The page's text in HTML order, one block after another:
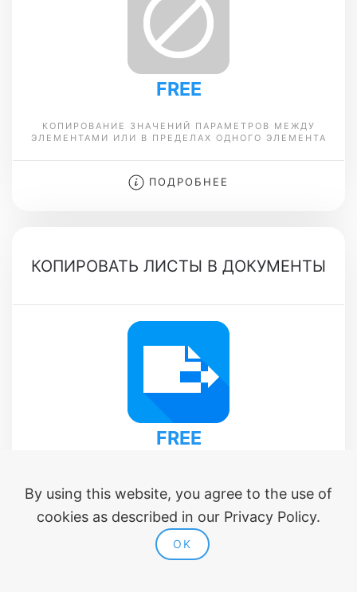
FREE
КОПИРОВАНИЕ ЗНАЧЕНИЙ ПАРАМЕТРОВ МЕЖДУ
ЭЛЕМЕНТАМИ ИЛИ В ПРЕДЕЛАХ ОДНОГО ЭЛЕМЕНТА
ПОДРОБНЕЕ
КОПИРОВАТЬ ЛИСТЫ В ДОКУМЕНТЫ
FREE
ДОКУМЕНТЫ
ПОДРОБНЕЕ
By using this website, you agree to the use of
cookies as described in our Privacy Policy.
OK